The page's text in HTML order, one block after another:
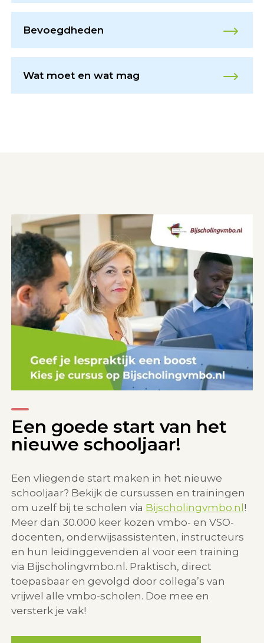
Bevoegdheden
Wat moet en wat mag
Een goede start van het
nieuwe schooljaar!
Een vliegende start maken in het nieuwe
schooljaar? Bekijk de cursussen en trainingen
om uzelf bij te scholen via Bijscholingvmbo.nl!
Meer dan 30.000 keer kozen vmbo- en VSO-
docenten, onderwijsassistenten, instructeurs
en hun leidinggevenden al voor een training
via Bijscholingvmbo.nl. Praktisch, direct
toepasbaar en gevolgd door collega’s van
vrijwel alle vmbo-scholen. Doe mee en
versterk je vak!